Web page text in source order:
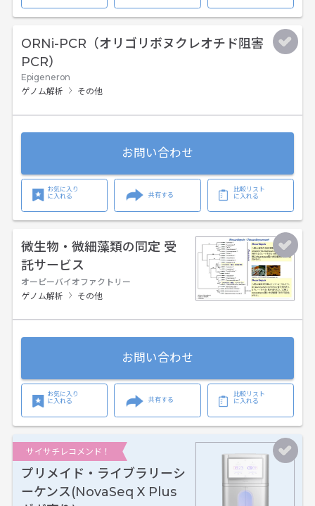
ORNi-PCR（オリゴリボヌクレオチド阻害
PCR）
Epigeneron
ゲノム解析
その他
お問い合わせ
お気に入り
に入れる
共有する
比較リスト
に入れる
微生物・微細藻類の同定 受
託サービス
オーピーバイオファクトリー
ゲノム解析
その他
お問い合わせ
お気に入り
に入れる
共有する
比較リスト
に入れる
サイサチレコメンド！
プリメイド・ライブラリーシ
ーケンス(NovaSeq X Plus